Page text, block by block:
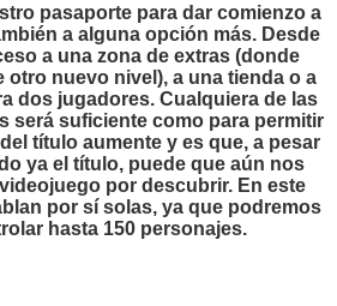
pasaporte para dar comienzo a
a alguna opción más. Desde
a una zona de extras (donde
nuevo nivel), a una tienda o a
dos jugadores. Cualquiera de las
será suficiente como para permitir
título aumente y es que, a pesar
ya el título, puede que aún nos
por descubrir. En este
por sí solas, ya que podremos
hasta 150 personajes.